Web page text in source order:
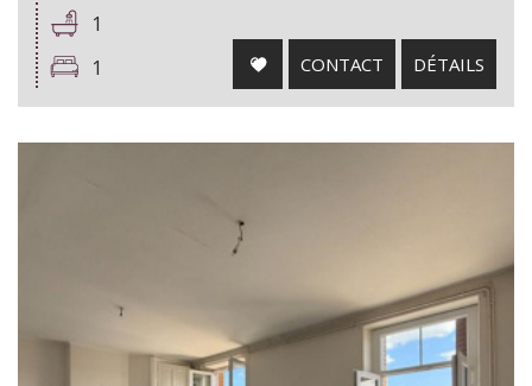
1
1
CONTACT DÉTAILS